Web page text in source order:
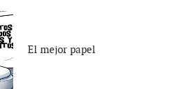
El mejor papel